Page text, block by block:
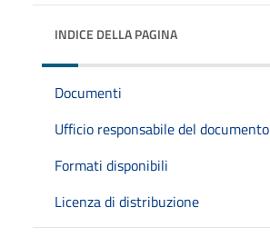
INDICE DELLA PAGINA
Documenti
Ufficio responsabile del documento
Formati disponibili
Licenza di distribuzione